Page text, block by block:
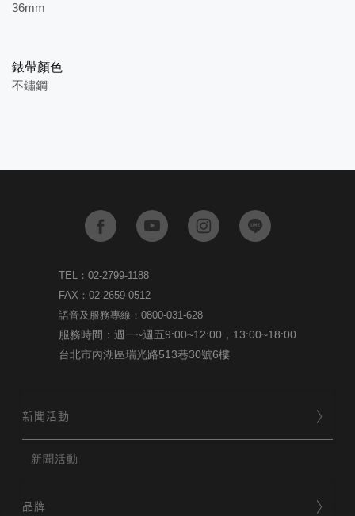
36mm
錶帶顏色
不鏽鋼
TEL：02-2799-1188
FAX：02-2659-0512
語音及服務專線：0800-031-628
服務時間：週一~週五9:00~12:00，13:00~18:00
台北市內湖區瑞光路513巷30號6樓
新聞活動
新聞活動
品牌